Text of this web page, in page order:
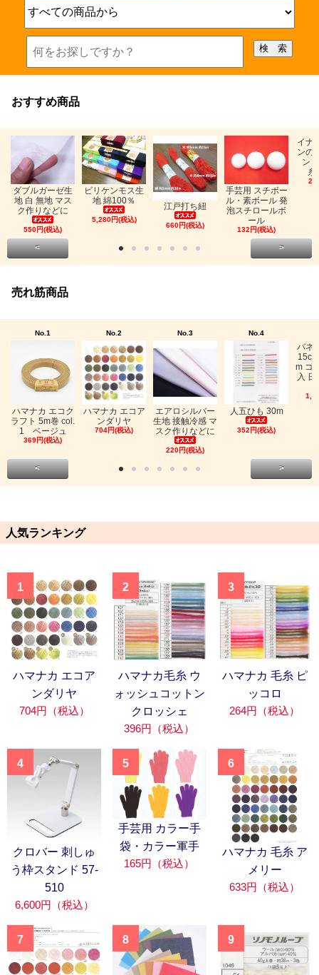
おすすめ商品
ダブルガーゼ生
地 白 無地 マス
ク作りなどに
550円(税込)
ビリケンモス生
地 綿100％
5,280円(税込)
江戸打ち紐
660円(税込)
手芸用 スチボー
ル・素ボール 発
泡スチロールボ
ール
132円(税込)
イナ
ンの
ン
糸
< >
売れ筋商品
No.1
ハマナカ エコク
ラフト 5m巻 col.
1 ベージュ
369円(税込)
No.2
ハマナカ エコア
ンダリヤ
704円(税込)
No.3
エアロシルバー
生地 接触冷感 マ
スク作りなどに
220円(税込)
No.4
人五ひも 30m
352円(税込)
バネ
m ゴ
入
< >
人気ランキング
1
ハマナカ エコア
ンダリヤ
704円（税込）
2
ハマナカ毛糸 ウ
ォッシュコットン
クロッシェ
396円（税込）
3
ハマナカ 毛糸 ピ
ッコロ
264円（税込）
4
クロバー 刺しゅ
う枠スタンド 57-
510
6,600円（税込）
5
手芸用 カラー手
袋・カラー軍手
165円（税込）
6
ハマナカ 毛糸 ア
メリー
633円（税込）
7 8 9